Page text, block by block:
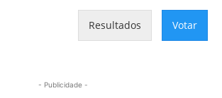
Resultados Votar
- Publicidade -